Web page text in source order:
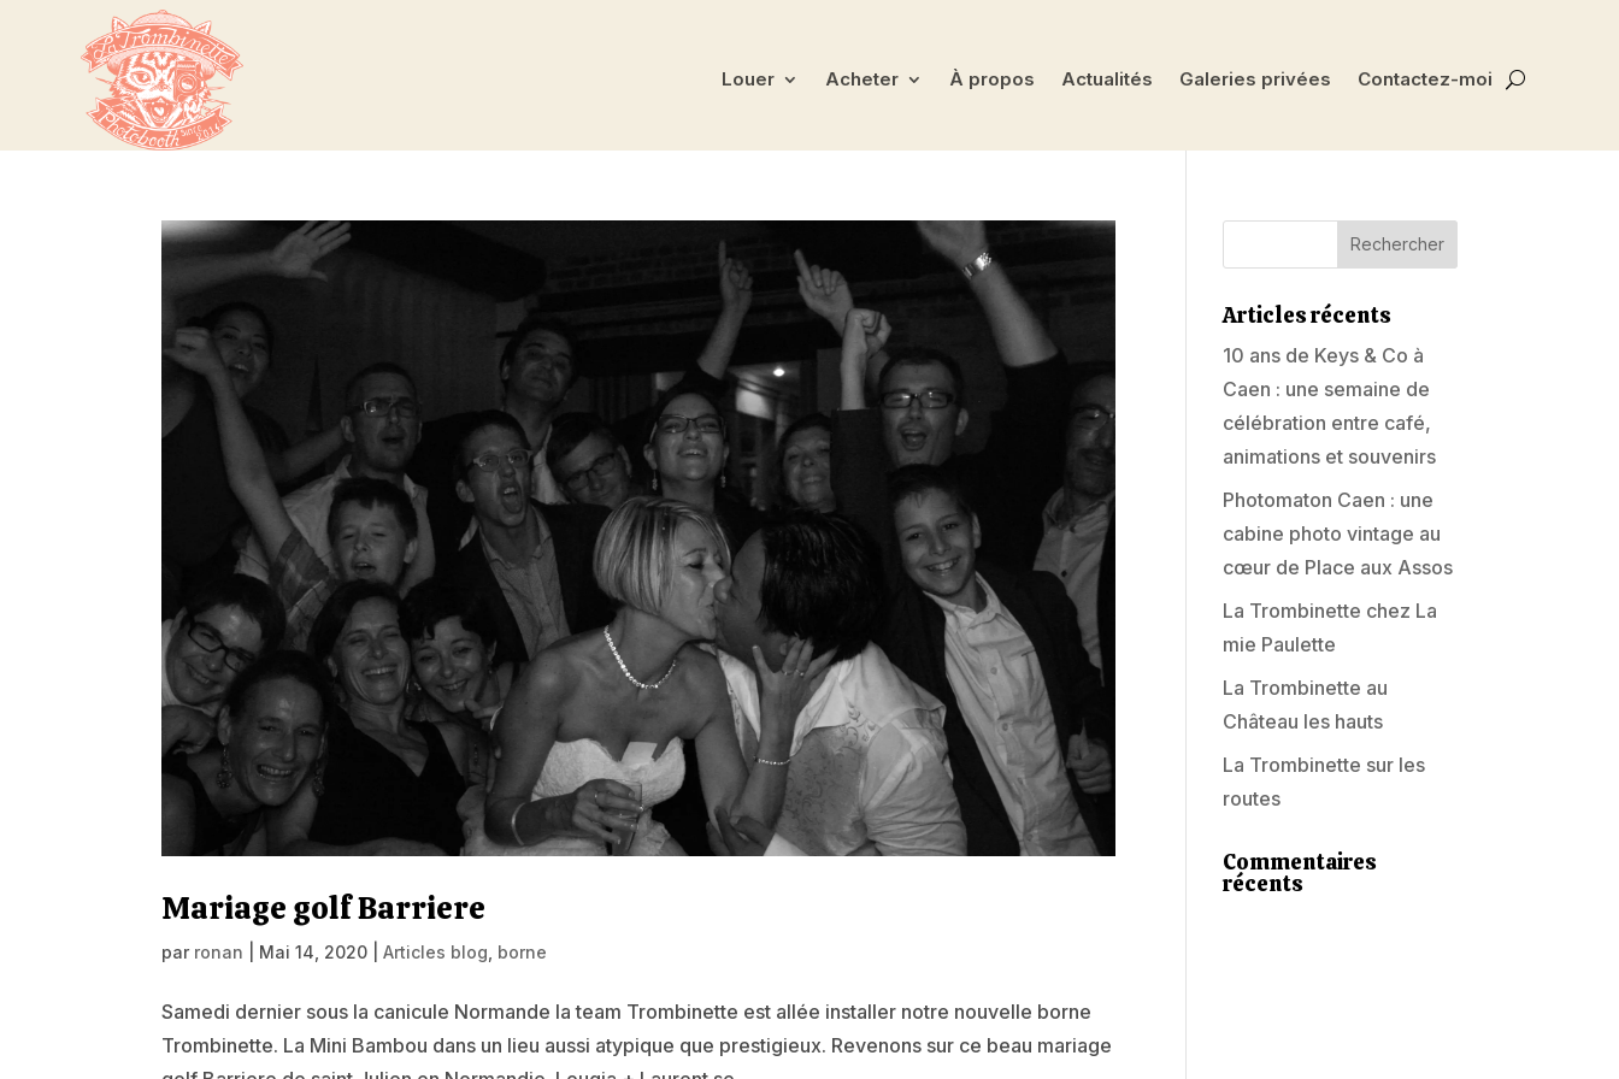
Louer Acheter À propos Actualités Galeries privées Contactez-moi
Mariage golf Barriere
par ronan Mai 14, 2020 |Articles blog, borne
Samedi dernier sous la canicule Normande la team Trombinette est allée installer notre nouvelle borne
Trombinette. La Mini Bambou dans un lieu aussi atypique que prestigieux. Revenons sur ce beau mariage
Articles récents
10 ans de Keys & Co à
Caen : une semaine de
célébration entre café,
animations et souvenirs
Photomaton Caen : une
cabine photo vintage au
cœur de Place aux Assos
La Trombinette chez La
mie Paulette
La Trombinette au
Château les hauts
La Trombinette sur les
routes
Commentaires
récents